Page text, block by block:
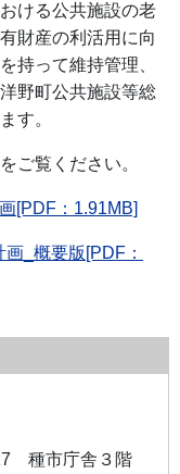
ける公共施設の老
財産の利活用に向
持って維持管理、
野町公共施設等総
す。
ご覧ください。
[PDF：1.91MB]
_概要版[PDF：
種市庁舎３階